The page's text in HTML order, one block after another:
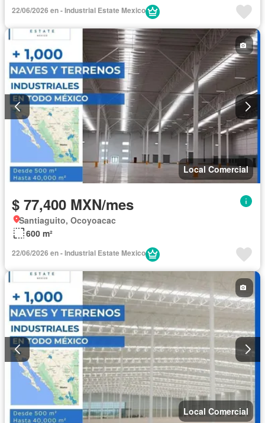
22/06/2026 en - Industrial Estate Mexico
Local Comercial
$ 77,400 MXN/mes
Santiaguito, Ocoyoacac
600 m²
22/06/2026 en - Industrial Estate Mexico
Local Comercial